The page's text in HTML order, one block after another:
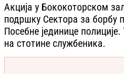
Акција у Бококоторском
подршку Сектора за борбу
Посебне јединице полиције.
на стотине службеника.